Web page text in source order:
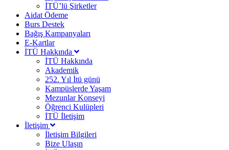
İTÜ’lü Şirketler
Aidat Ödeme
Burs Destek
Bağış Kampanyaları
E-Kartlar
İTÜ Hakkında
İTÜ Hakkında
Akademik
252. Yıl İtü günü
Kampüslerde Yaşam
Mezunlar Konseyi
Öğrenci Kulüpleri
İTÜ İletişim
İletişim
İletişim Bilgileri
Bize Ulaşın